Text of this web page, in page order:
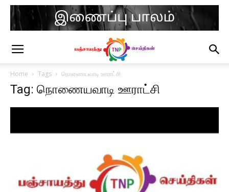
Home Tags நொணையவாடி ஊராட்சி
Tag: நொணையவாடி ஊராட்சி